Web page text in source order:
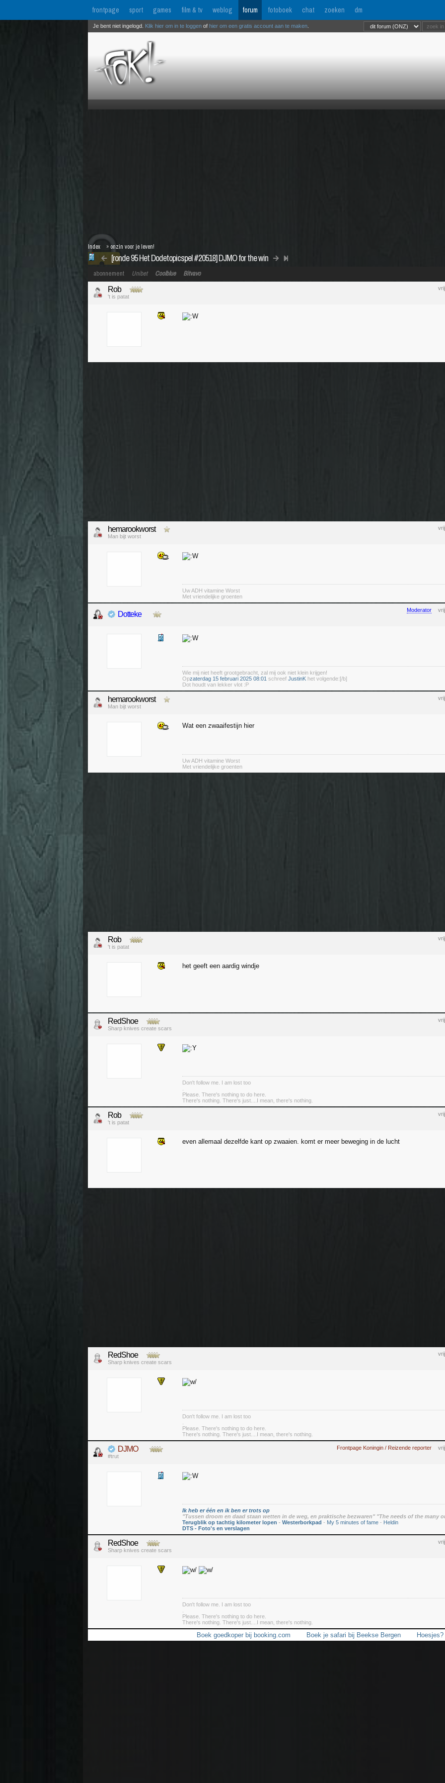
frontpage sport games film & tv weblog forum fotoboek chat zoeken dm
Je bent niet ingelogd. Klik hier om in te loggen of hier om een gratis account aan te maken
[ronde 95 Het Dodetopicspel #20518] DJMO for the win
Index » onzin voor je leven!
abonnement Unibet Coolblue Bitvavo
Rob
't is patat
hemarookworst
Man bijt worst
Uw ADH vitamine Worst
Met vriendelijke groenten
Moderator
Dotteke
Wie mij niet heeft grootgebracht, zal mij ook niet klein krijgen!
Opzaterdag 15 februari 2025 08:01 schreef JustinK het volgende:[/b]
Dot houdt van lekker vlot :P
hemarookworst
Man bijt worst
Wat een zwaaifestijn hier
Uw ADH vitamine Worst
Met vriendelijke groenten
Rob
't is patat
het geeft een aardig windje
RedShoe
Sharp knives create scars
Don't follow me. I am lost too
Please. There's nothing to do here.
There's nothing. There's just....I mean, there's nothing.
Rob
't is patat
even allemaal dezelfde kant op zwaaien. komt er meer beweging in de lucht
RedShoe
Sharp knives create scars
Don't follow me. I am lost too
Please. There's nothing to do here.
There's nothing. There's just....I mean, there's nothing.
Frontpage Koningin / Reizende reporter
DJMO
#trut
Ik heb er één en ik ben er trots op
"Tussen droom en daad staan wetten in de weg, en praktische bezwaren" "The needs of the many
Terugblik op tachtig kilometer lopen - Westerborkpad - My 5 minutes of fame - Heldin
DTS - Foto's en verslagen
RedShoe
Sharp knives create scars
Don't follow me. I am lost too
Please. There's nothing to do here.
There's nothing. There's just....I mean, there's nothing.
Boek goedkoper bij booking.com Boek je safari bij Beekse Bergen